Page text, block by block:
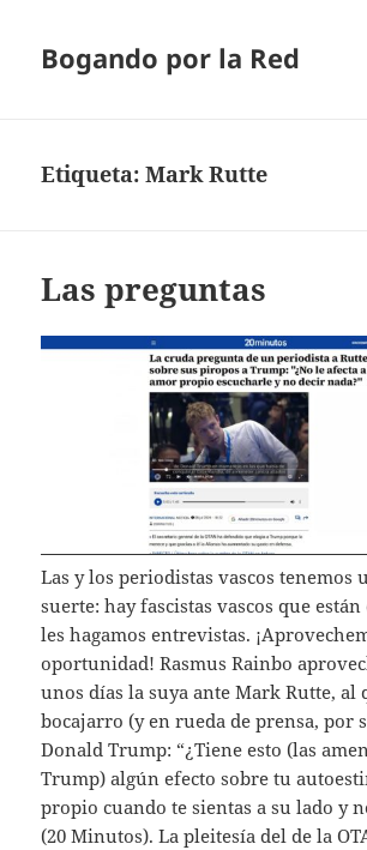
Bogando por la Red
Etiqueta:Mark Rutte
Las preguntas
Las y los periodistas vascos tenemos
suerte: hay fascistas vascos que
les hagamos entrevistas.
oportunidad! Rasmus Rainbo
unos días la suya ante Mark Rutte, al
bocajarro (y en rueda de prensa, por
Donald Trump: “¿Tiene esto (las
Trump) algún efecto sobre tu
propio cuando te sientas a su lado y
(20 Minutos). La pleitesía del de la